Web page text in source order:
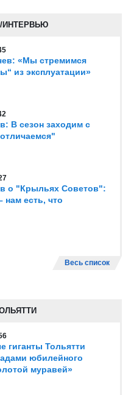
ИНТЕРВЬЮ
«Мы стремимся
из эксплуатации»
В сезон заходим с
о "Крыльях Советов":
есть, что
Весь список
Тольятти
юбилейного
муравей»